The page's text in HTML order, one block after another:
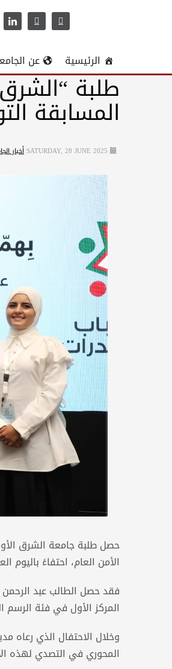
الرئيسية عن
طلبة
المسابقة
SATURDAY, 28 JUNE 2025 أخبار
حصل طلبة جامعة الشرق
الأمن العام، احتفاءً باليوم
فقد حصل الطالب عبد
المركز الأول في فئة الرسم
وخلال الاحتفال الذي رعاه
المحوري في التصدي لهذه